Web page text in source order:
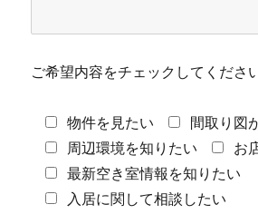
ご希望内容をチェックしてくださ
物件を見たい
間取り図
周辺環境を知りたい
お
最新空き室情報を知りたい
入居に関して相談したい